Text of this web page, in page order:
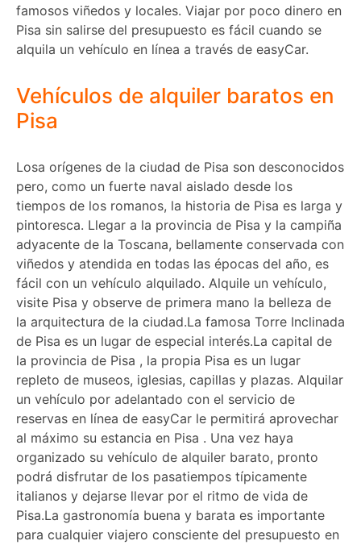
famosos viñedos y locales. Viajar por poco dinero en
Pisa sin salirse del presupuesto es fácil cuando se
alquila un vehículo en línea a través de easyCar.
Vehículos de alquiler baratos en
Pisa
Losa orígenes de la ciudad de Pisa son desconocidos
pero, como un fuerte naval aislado desde los
tiempos de los romanos, la historia de Pisa es larga y
pintoresca. Llegar a la provincia de Pisa y la campiña
adyacente de la Toscana, bellamente conservada con
viñedos y atendida en todas las épocas del año, es
fácil con un vehículo alquilado. Alquile un vehículo,
visite Pisa y observe de primera mano la belleza de
la arquitectura de la ciudad.La famosa Torre Inclinada
de Pisa es un lugar de especial interés.La capital de
la provincia de Pisa , la propia Pisa es un lugar
repleto de museos, iglesias, capillas y plazas. Alquilar
un vehículo por adelantado con el servicio de
reservas en línea de easyCar le permitirá aprovechar
al máximo su estancia en Pisa . Una vez haya
organizado su vehículo de alquiler barato, pronto
podrá disfrutar de los pasatiempos típicamente
italianos y dejarse llevar por el ritmo de vida de
Pisa.La gastronomía buena y barata es importante
para cualquier viajero consciente del presupuesto en